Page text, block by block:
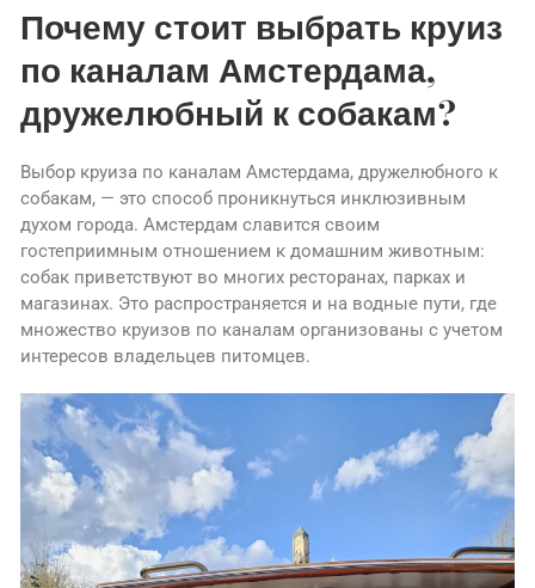
Почему стоит выбрать круиз
по каналам Амстердама,
дружелюбный к собакам?
Выбор круиза по каналам Амстердама, дружелюбного к
собакам, — это способ проникнуться инклюзивным
духом города. Амстердам славится своим
гостеприимным отношением к домашним животным:
собак приветствуют во многих ресторанах, парках и
магазинах. Это распространяется и на водные пути, где
множество круизов по каналам организованы с учетом
интересов владельцев питомцев.